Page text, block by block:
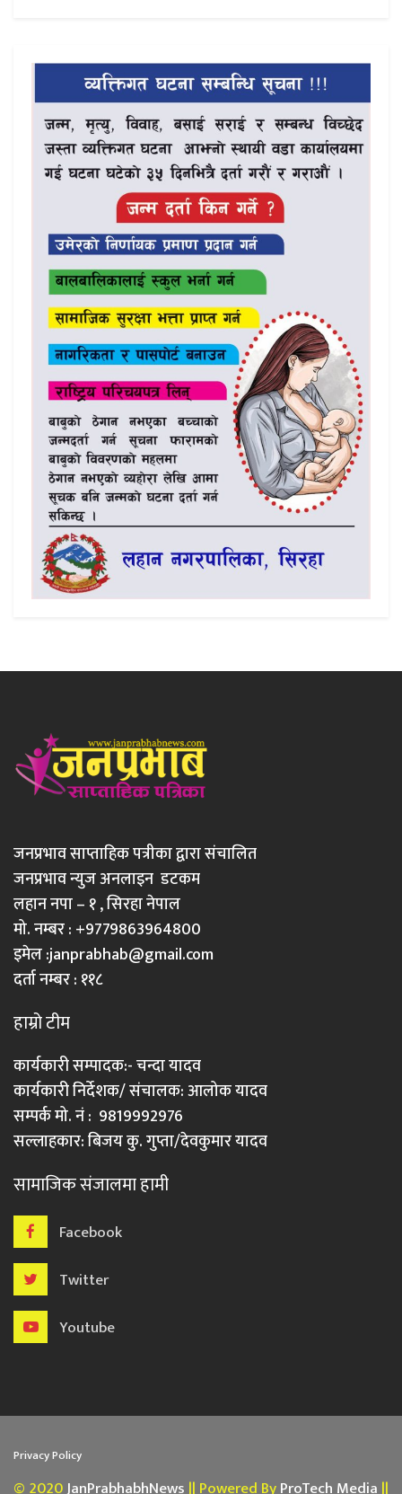
जनप्रभाव साप्ताहिक पत्रीका द्वारा संचालित
जनप्रभाव न्युज अनलाइन डटकम
लहान नपा – १ , सिरहा नेपाल
मो. नम्बर : +9779863964800
इमेल :janprabhab@gmail.com
दर्ता नम्बर : ११८
हाम्रो टीम
कार्यकारी सम्पादक:- चन्दा यादव
कार्यकारी निर्देशक/ संचालक: आलोक यादव
सम्पर्क मो. नं : 9819992976
सल्लाहकार: बिजय कु. गुप्ता/देवकुमार यादव
सामाजिक संजालमा हामी
Facebook
Twitter
Youtube
Privacy Policy
© 2020JanPrabhabhNews || Powered ByProTech Media ||